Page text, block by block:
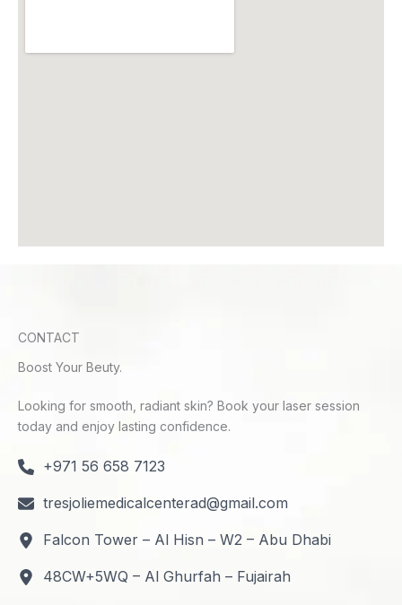
CONTACT
Boost Your Beuty.
Looking for smooth, radiant skin? Book your laser session
today and enjoy lasting confidence.
+971 56 658 7123
tresjoliemedicalcenterad@gmail.com
Falcon Tower – Al Hisn – W2 – Abu Dhabi
48CW+5WQ – Al Ghurfah – Fujairah